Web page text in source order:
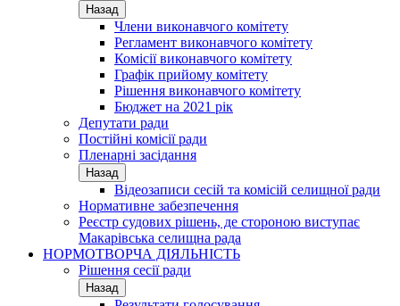
Назад
Члени виконавчого комітету
Регламент виконавчого комітету
Комісії виконавчого комітету
Графік прийому комітету
Рішення виконавчого комітету
Бюджет на 2021 рік
Депутати ради
Постійні комісії ради
Пленарні засідання
Назад
Відеозаписи сесій та комісій селищної ради
Нормативне забезпечення
Реєстр судових рішень, де стороною виступає
Макарівська селищна рада
НОРМОТВОРЧА ДІЯЛЬНІСТЬ
Рішення сесії ради
Назад